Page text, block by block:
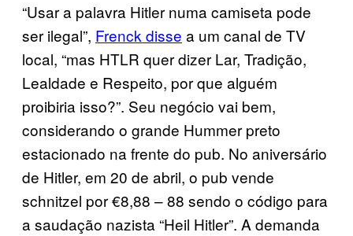
“Usar a palavra Hitler numa camiseta pode
ser ilegal”, Frenck disse a um canal de TV
local, “mas HTLR quer dizer Lar, Tradição,
Lealdade e Respeito, por que alguém
proibiria isso?”. Seu negócio vai bem,
considerando o grande Hummer preto
estacionado na frente do pub. No aniversário
de Hitler, em 20 de abril, o pub vende
schnitzel por €8,88 – 88 sendo o código para
a saudação nazista “Heil Hitler”. A demanda